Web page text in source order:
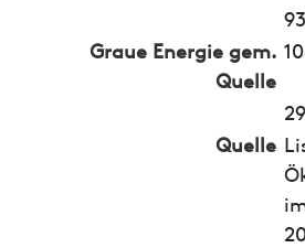
Graue Energie gem.
Quelle
Quelle